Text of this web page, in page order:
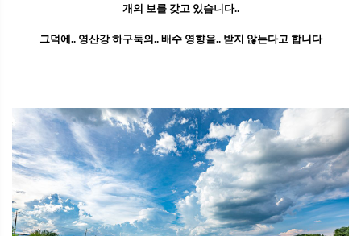
개의 보를 갖고 있습니다..
그덕에.. 영산강 하구둑의.. 배수 영향을.. 받지 않는다고 합니다